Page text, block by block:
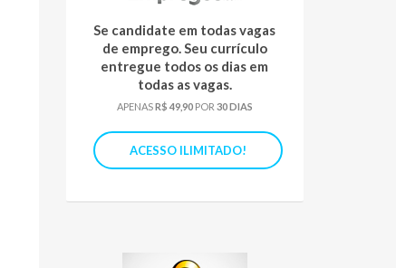
Se candidate em todas vagas
de emprego. Seu currículo
entregue todos os dias em
todas as vagas.
APENASR$ 49,90POR 30 DIAS
ACESSO ILIMITADO!